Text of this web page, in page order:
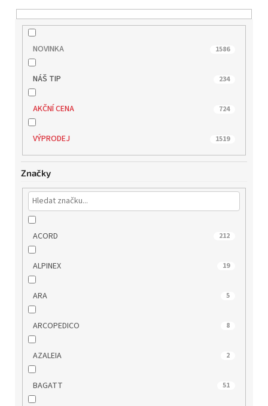
NOVINKA 1586
NÁŠ TIP 234
AKČNÍ CENA 724
VÝPRODEJ 1519
Značky
ACORD 212
ALPINEX 19
ARA 5
ARCOPEDICO 8
AZALEIA 2
BAGATT 51